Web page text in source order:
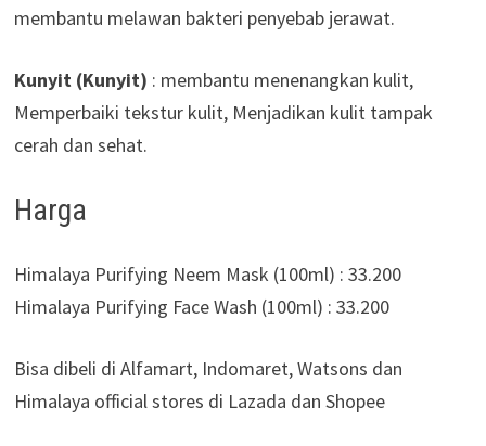
membantu melawan bakteri penyebab jerawat.
Kunyit (Kunyit) : membantu menenangkan kulit,
Memperbaiki tekstur kulit, Menjadikan kulit tampak
cerah dan sehat.
Harga
Himalaya Purifying Neem Mask (100ml) : 33.200
Himalaya Purifying Face Wash (100ml) : 33.200
Bisa dibeli di Alfamart, Indomaret, Watsons dan
Himalaya official stores di Lazada dan Shopee